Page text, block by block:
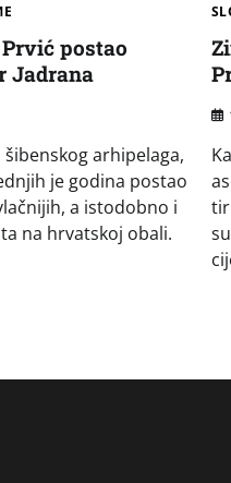
postao
Jadrana
arhipelaga,
je godina postao
a istodobno i
na hrvatskoj obali.